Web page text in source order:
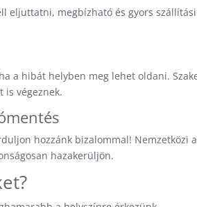
eljuttatni, megbízható és gyors
a hibát helyben meg lehet oldani.
is végeznek.
hozzánk bizalommal! Nemzetközi
hazakerüljön.